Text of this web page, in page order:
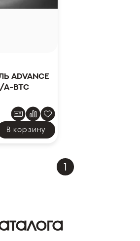
Advance
A-BTC
В корзину
1